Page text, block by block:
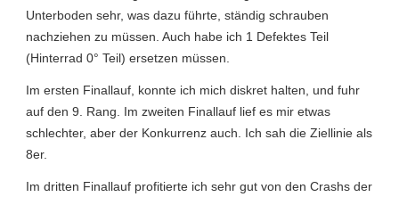
Unterboden sehr, was dazu führte, ständig schrauben
nachziehen zu müssen. Auch habe ich 1 Defektes Teil
(Hinterrad 0° Teil) ersetzen müssen.
Im ersten Finallauf, konnte ich mich diskret halten, und fuhr
auf den 9. Rang. Im zweiten Finallauf lief es mir etwas
schlechter, aber der Konkurrenz auch. Ich sah die Ziellinie als
8er.
Im dritten Finallauf profitierte ich sehr gut von den Crashs der